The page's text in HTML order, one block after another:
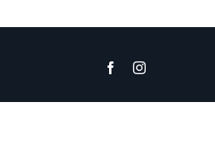
FacebookInstagram